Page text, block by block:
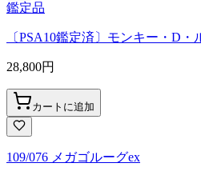
鑑定品
〔PSA10鑑定済〕モンキー・D
28,800円
カートに追加
109/076 メガゴルーグex